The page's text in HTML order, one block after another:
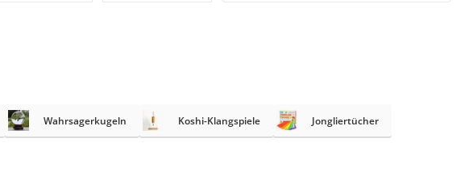
Wahrsagerkugeln Koshi-Klangspiele Jongliertücher